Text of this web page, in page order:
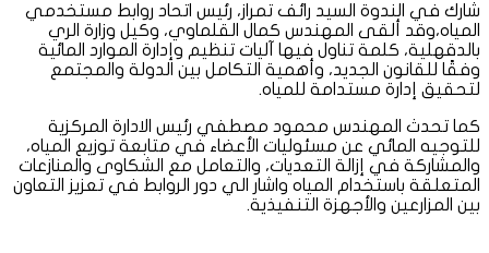
شارك في الندوة السيد رائف تمراز، رئيس اتحاد روابط مستخدمي
المياه،وقد ألقى المهندس كمال القلماوي، وكيل وزارة الري
بالدقهلية، كلمة تناول فيها آليات تنظيم وإدارة الموارد المائية
وفقًا للقانون الجديد، وأهمية التكامل بين الدولة والمجتمع
لتحقيق إدارة مستدامة للمياه.
كما تحدث المهندس محمود مصطفي رئيس الادارة المركزية
للتوجيه المائي عن مسئوليات الأعضاء في متابعة توزيع المياه،
والمشاركة في إزالة التعديات، والتعامل مع الشكاوى والمنازعات
المتعلقة باستخدام المياه واشار الي دور الروابط في تعزيز التعاون
بين المزارعين والأجهزة التنفيذية.